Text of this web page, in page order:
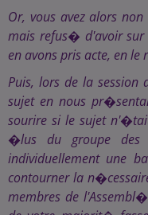
Or, vous avez alors
mais refus� d'avoir sur
en avons pris acte, en le
Puis, lors de la
sujet en nous
sourire si le sujet
�lus du groupe des
individuellement une
contourner la
membres de